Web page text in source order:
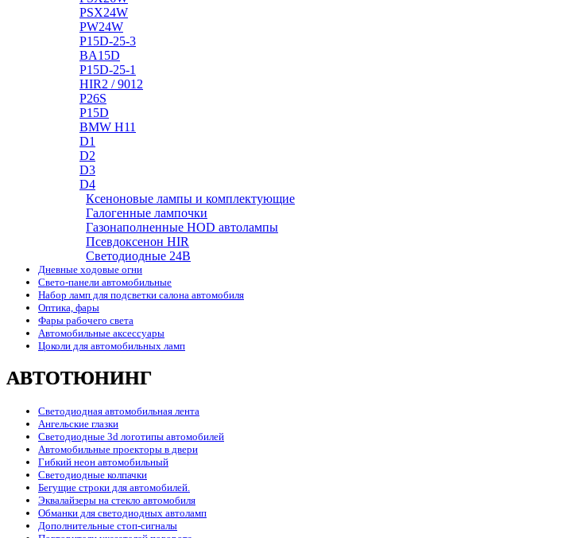
PSX24W
PW24W
P15D-25-3
BA15D
P15D-25-1
HIR2 / 9012
P26S
P15D
BMW H11
D1
D2
D3
D4
Ксеноновые лампы и комплектующие
Галогенные лампочки
Газонаполненные HOD автолампы
Псевдоксенон HIR
Cветодиодные 24B
Дневные ходовые огни
Свето-панели автомобильные
Набор ламп для подсветки салона автомобиля
Оптика, фары
Фары рабочего света
Автомобильные аксессуары
Цоколи для автомобильных ламп
АВТОТЮНИНГ
Светодиодная автомобильная лента
Ангельские глазки
Светодиодные 3d логотипы автомобилей
Автомобильные проекторы в двери
Гибкий неон автомобильный
Светодиодные колпачки
Бегущие строки для автомобилей.
Эквалайзеры на стекло автомобиля
Обманки для светодиодных автоламп
Дополнительные стоп-сигналы